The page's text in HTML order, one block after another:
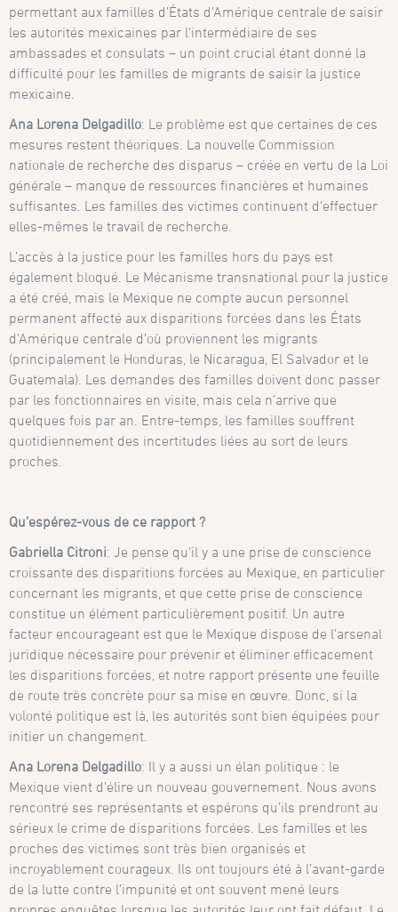
permettant aux familles d’États d’Amérique centrale de saisir
les autorités mexicaines par l’intermédiaire de ses
ambassades et consulats – un point crucial étant donné la
difficulté pour les familles de migrants de saisir la justice
mexicaine.
Ana Lorena Delgadillo: Le problème est que certaines de ces
mesures restent théoriques. La nouvelle Commission
nationale de recherche des disparus – créée en vertu de la Loi
générale – manque de ressources financières et humaines
suffisantes. Les familles des victimes continuent d’effectuer
elles-mêmes le travail de recherche.
L’accès à la justice pour les familles hors du pays est
également bloqué. Le Mécanisme transnational pour la justice
a été créé, mais le Mexique ne compte aucun personnel
permanent affecté aux disparitions forcées dans les États
d’Amérique centrale d’où proviennent les migrants
(principalement le Honduras, le Nicaragua, El Salvador et le
Guatemala). Les demandes des familles doivent donc passer
par les fonctionnaires en visite, mais cela n’arrive que
quelques fois par an. Entre-temps, les familles souffrent
quotidiennement des incertitudes liées au sort de leurs
proches.
Qu’espérez-vous de ce rapport ?
Gabriella Citroni: Je pense qu’il y a une prise de conscience
croissante des disparitions forcées au Mexique, en particulier
concernant les migrants, et que cette prise de conscience
constitue un élément particulièrement positif. Un autre
facteur encourageant est que le Mexique dispose de l’arsenal
juridique nécessaire pour prévenir et éliminer efficacement
les disparitions forcées, et notre rapport présente une feuille
de route très concrète pour sa mise en œuvre. Donc, si la
volonté politique est là, les autorités sont bien équipées pour
initier un changement.
Ana Lorena Delgadillo: Il y a aussi un élan politique : le
Mexique vient d’élire un nouveau gouvernement. Nous avons
rencontré ses représentants et espérons qu’ils prendront au
sérieux le crime de disparitions forcées. Les familles et les
proches des victimes sont très bien organisés et
incroyablement courageux. Ils ont toujours été à l’avant-garde
de la lutte contre l’impunité et ont souvent mené leurs